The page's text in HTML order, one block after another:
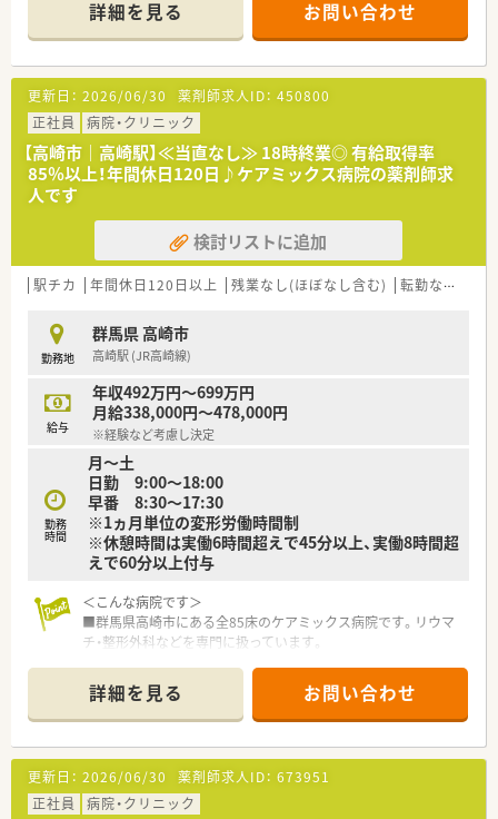
じている人などにとって当院は働きやすく、やりがいが見いだせ
る病院です。
■将来のビジョンとしては、現在行っている健診事業をさらに推
し進め、病気の予防・早期発見、急性期医療、回復期のリハビリテ
ーションなど、体に関するあらゆる問題をカバーできるトータル
な医療機関としてさらに発展させたいと考えています。
詳細を見る お問い合わせ
更新日： 2026/06/30 薬剤師求人ID： 450800
正社員
病院・クリニック
【高崎市｜高崎駅】≪当直なし≫ 18時終業◎ 有給取得率
85％以上！年間休日120日♪ケアミックス病院の薬剤師求
人です
検討リストに追加
駅チカ 年間休日120日以上 残業なし(ほぼなし含む) 転勤なし
勤務地
群馬県 高崎市
高崎駅 (JR高崎線)
給与
年収492万円～699万円
月給338,000円～478,000円
※経験など考慮し決定
勤務
時間
月～土
日勤 9:00〜18:00
早番 8:30〜17:30
※1ヵ月単位の変形労働時間制
※休憩時間は実働6時間超えで45分以上、実働8時間超
えで60分以上付与
＜こんな病院です＞
■群馬県高崎市にある全85床のケアミックス病院です。リウマ
チ・整形外科などを専門に扱っています。
■標榜科目としては整形外科・リウマチ科・内科・リハビリテーシ
ョン科です。
■ベテラン薬剤師が多く在籍していますので、しっかりと経験を
積みたい方にとってはとても整った環境です。
詳細を見る お問い合わせ
更新日： 2026/06/30 薬剤師求人ID： 673951
正社員
病院・クリニック